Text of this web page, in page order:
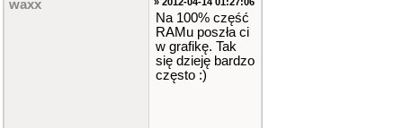
waxx
Na 100% część
RAMu poszła ci
w grafikę. Tak
się dzieję bardzo
często :)